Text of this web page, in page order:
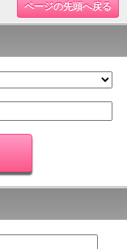
ページの先頭へ戻る